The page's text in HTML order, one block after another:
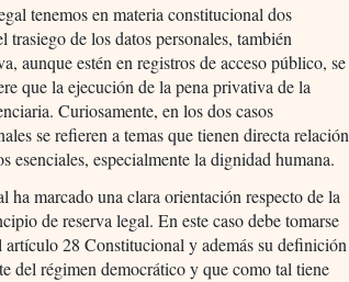
tenemos en materia constitucional dos
trasiego de los datos personales, también
aunque estén en registros de acceso público, se
que la ejecución de la pena privativa de la
Curiosamente, en los dos casos
se refieren a temas que tienen directa relación
esenciales, especialmente la dignidad humana.
marcado una clara orientación respecto de la
de reserva legal. En este caso debe tomarse
28 Constitucional y además su definición
del régimen democrático y que como tal tiene